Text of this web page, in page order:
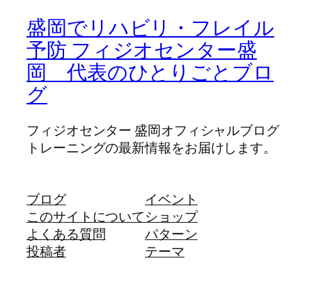
盛岡でリハビリ・フレイル
予防 フィジオセンター盛
岡 代表のひとりごとブロ
グ
フィジオセンター 盛岡オフィシャルブログ
トレーニングの最新情報をお届けします。
ブログ
このサイトについて
よくある質問
投稿者
イベント
ショップ
パターン
テーマ